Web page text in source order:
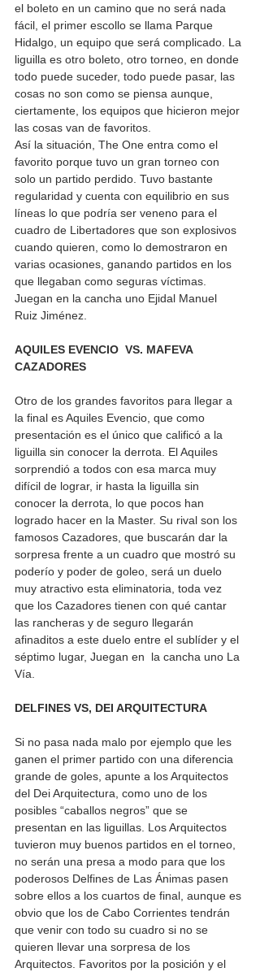
el boleto en un camino que no será nada
fácil, el primer escollo se llama Parque
Hidalgo, un equipo que será complicado. La
liguilla es otro boleto, otro torneo, en donde
todo puede suceder, todo puede pasar, las
cosas no son como se piensa aunque,
ciertamente, los equipos que hicieron mejor
las cosas van de favoritos.
Así la situación, The One entra como el
favorito porque tuvo un gran torneo con
solo un partido perdido. Tuvo bastante
regularidad y cuenta con equilibrio en sus
líneas lo que podría ser veneno para el
cuadro de Libertadores que son explosivos
cuando quieren, como lo demostraron en
varias ocasiones, ganando partidos en los
que llegaban como seguras víctimas.
Juegan en la cancha uno Ejidal Manuel
Ruiz Jiménez.
AQUILES EVENCIO  VS. MAFEVA
CAZADORES
Otro de los grandes favoritos para llegar a
la final es Aquiles Evencio, que como
presentación es el único que calificó a la
liguilla sin conocer la derrota. El Aquiles
sorprendió a todos con esa marca muy
difícil de lograr, ir hasta la liguilla sin
conocer la derrota, lo que pocos han
logrado hacer en la Master. Su rival son los
famosos Cazadores, que buscarán dar la
sorpresa frente a un cuadro que mostró su
poderío y poder de goleo, será un duelo
muy atractivo esta eliminatoria, toda vez
que los Cazadores tienen con qué cantar
las rancheras y de seguro llegarán
afinaditos a este duelo entre el sublíder y el
séptimo lugar, Juegan en  la cancha uno La
Vía.
DELFINES VS, DEI ARQUITECTURA
Si no pasa nada malo por ejemplo que les
ganen el primer partido con una diferencia
grande de goles, apunte a los Arquitectos
del Dei Arquitectura, como uno de los
posibles “caballos negros” que se
presentan en las liguillas. Los Arquitectos
tuvieron muy buenos partidos en el torneo,
no serán una presa a modo para que los
poderosos Delfines de Las Ánimas pasen
sobre ellos a los cuartos de final, aunque es
obvio que los de Cabo Corrientes tendrán
que venir con todo su cuadro si no se
quieren llevar una sorpresa de los
Arquitectos. Favoritos por la posición y el